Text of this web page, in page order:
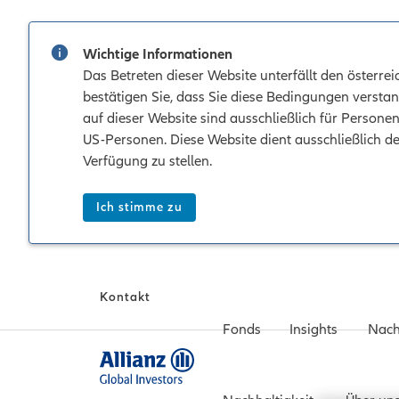
Wichtige Informationen
Das Betreten dieser Website unterfällt den
bestätigen Sie, dass Sie diese Bedingungen
auf dieser Website sind ausschließlich für
US-Personen. Diese Website dient ausschließlich
Verfügung zu stellen.
Ich stimme zu
Kontakt
Fonds Insights